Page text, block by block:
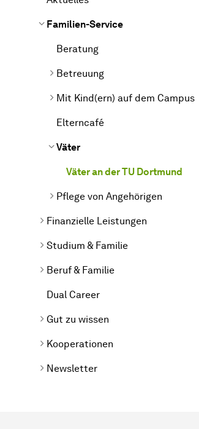
Familien-Service
Beratung
Betreuung
Mit Kind(ern) auf dem Campus
Elterncafé
Väter
Väter an der TU Dortmund
Pflege von Angehörigen
Finanzielle Leistungen
Studium & Familie
Beruf & Familie
Dual Career
Gut zu wissen
Kooperationen
Newsletter